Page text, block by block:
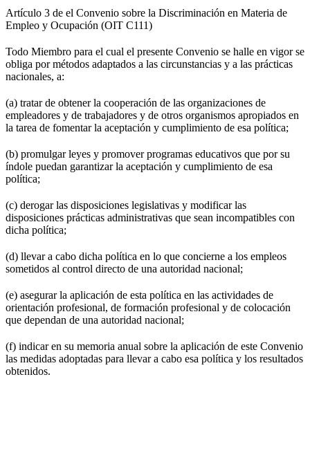
Artículo 3 de el Convenio sobre la Discriminación en Materia de
Empleo y Ocupación (OIT C111)
Todo Miembro para el cual el presente Convenio se halle en vigor se
obliga por métodos adaptados a las circunstancias y a las prácticas
nacionales, a:
(a) tratar de obtener la cooperación de las organizaciones de
empleadores y de trabajadores y de otros organismos apropiados en
la tarea de fomentar la aceptación y cumplimiento de esa política;
(b) promulgar leyes y promover programas educativos que por su
índole puedan garantizar la aceptación y cumplimiento de esa
política;
(c) derogar las disposiciones legislativas y modificar las
disposiciones prácticas administrativas que sean incompatibles con
dicha política;
(d) llevar a cabo dicha política en lo que concierne a los empleos
sometidos al control directo de una autoridad nacional;
(e) asegurar la aplicación de esta política en las actividades de
orientación profesional, de formación profesional y de colocación
que dependan de una autoridad nacional;
(f) indicar en su memoria anual sobre la aplicación de este Convenio
las medidas adoptadas para llevar a cabo esa política y los resultados
obtenidos.